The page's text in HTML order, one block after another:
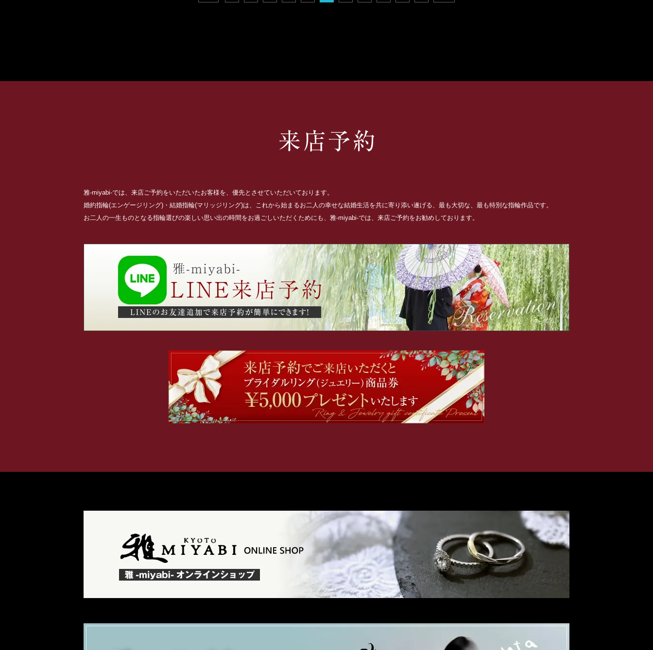
雅-miyabi-では、来店ご予約をいただいたお客様を、優先とさせていただいております。
婚約指輪(エンゲージリング)・結婚指輪(マリッジリング)は、これから始まるお二人の幸せな結婚生活を共に寄り添い遂げる、最も大切な、最も特別な指輪作品です。
お二人の一生ものとなる指輪選びの楽しい思い出の時間をお過ごしいただくためにも、雅-miyabi-では、来店ご予約をお勧めしております。